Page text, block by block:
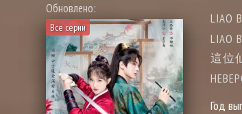
Обновлено:
Все серии
LIAO
LIAO
這位
Год